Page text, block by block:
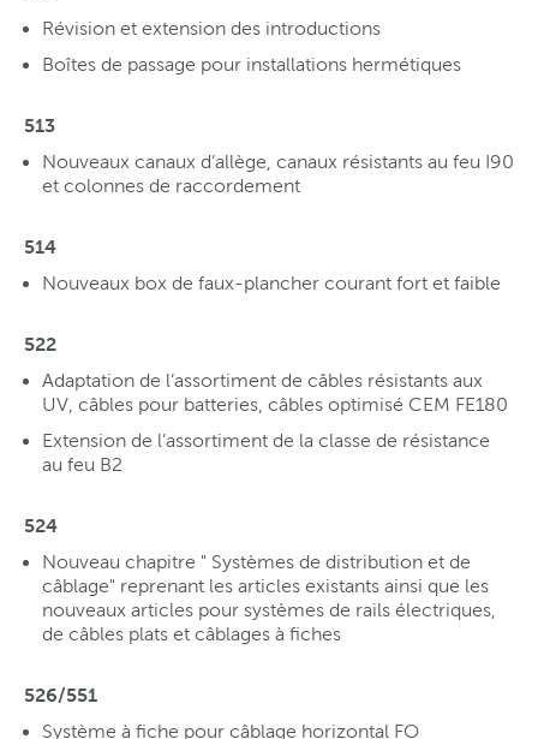
Révision et extension des introductions
Boîtes de passage pour installations hermétiques
513
Nouveaux canaux d’allège, canaux résistants au feu I90
et colonnes de raccordement
514
Nouveaux box de faux-plancher courant fort et faible
522
Adaptation de l’assortiment de câbles résistants aux
UV, câbles pour batteries, câbles optimisé CEM FE180
Extension de l’assortiment de la classe de résistance
au feu B2
524
Nouveau chapitre " Systèmes de distribution et de
câblage" reprenant les articles existants ainsi que les
nouveaux articles pour systèmes de rails électriques,
de câbles plats et câblages à fiches
526/551
Système à fiche pour câblage horizontal FO